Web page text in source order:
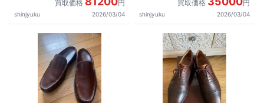
買取価格
円
shinjyuku 2026/03/04
買取価格 円
shinjyuku 2026/03/04